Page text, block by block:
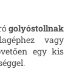
golyóstollnak
vagy
egy kis